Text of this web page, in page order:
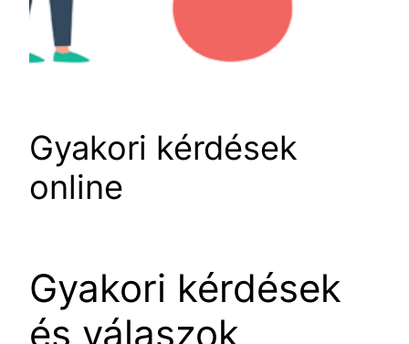
Gyakori kérdések
online
Gyakori kérdések
és válaszok